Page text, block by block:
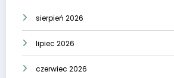
sierpień 2026
lipiec 2026
czerwiec 2026